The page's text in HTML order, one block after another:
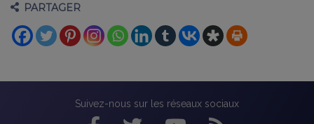
PARTAGER
Suivez-nous sur les réseaux sociaux